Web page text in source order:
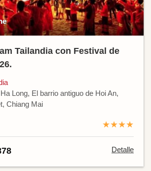
Tailandia con Festival de
Long, El barrio antiguo de Hoi An,
Chiang Mai
★★★★
Detalle